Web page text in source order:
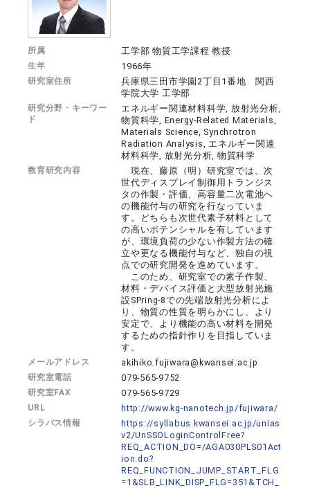
所属 工学部 物質工学課程 教授
生年 1966年
研究室住所
兵庫県三田市学園2丁目1番地 関西
学院大学 工学部
研究分野・キーワー
ド
エネルギー関連材料科学, 放射光分析,
物質科学, Energy-Related Materials,
Materials Science, Synchrotron
Radiation Analysis, エネルギー関連
材料科学, 放射光分析, 物質科学
教育研究内容
現在、藤原（明）研究室では、次
世代ディスプレイ制御用トランジス
タの作製・評価、高容量二次電池へ
の機能付与の研究を行なっていま
す。どちらも次世代素子材料として
の高いポテンシャルを有しています
が、環境負荷の少ない作製方法の確
立や更なる機能付与など、独自の視
点での研究開発を進めています。
このため、研究室での素子作製、
材料・デバイス評価と大型放射光施
設SPring-8での先端放射光分析によ
り、物質の性質を明らかにし、より
安定で、より機能の高い材料を開発
するための指針作りを目指していま
す。
メールアドレス akihiko.fujiwara@kwansei.ac.jp
研究室電話 079-565-9752
研究室FAX 079-565-9729
URL http://www.kg-nanotech.jp/fujiwara/
シラバス情報
https://syllabus.kwansei.ac.jp/unias
v2/UnSSOLoginControlFree?
REQ_ACTION_DO=/AGA030PLS01Act
ion.do?
REQ_FUNCTION_JUMP_START_FLG
=1&SLB_LINK_DISP_FLG=351&TCH_